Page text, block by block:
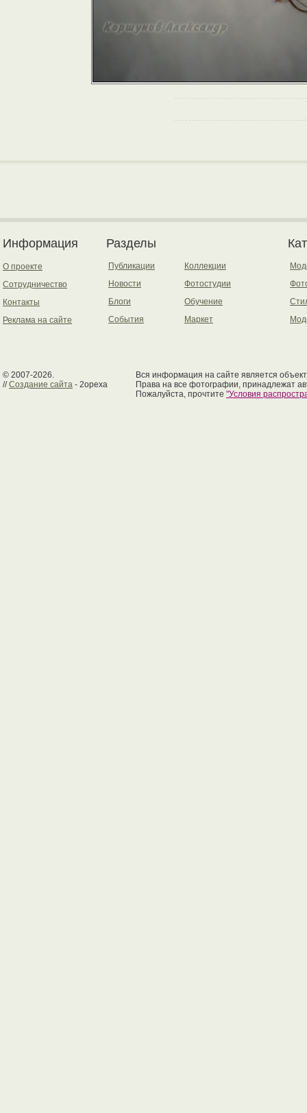
Информация
О проекте
Сотрудничество
Контакты
Реклама на сайте
Разделы
Публикации
Новости
Блоги
События
Коллекции
Фотостудии
Обучение
Маркет
© 2007-2026.
//Создание сайта - 2opexa
Вся информация на сайте является
Права на все фотографии, принадлежат
Пожалуйста, прочтите "Условия